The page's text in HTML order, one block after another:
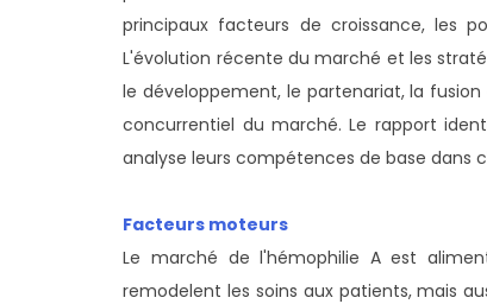
principaux facteurs de croissance, les
L'évolution récente du marché et les
le développement, le partenariat, la
concurrentiel du marché. Le rapport
analyse leurs compétences de base dans
Facteurs moteurs
Le marché de l'hémophilie A est
remodelent les soins aux patients, mais